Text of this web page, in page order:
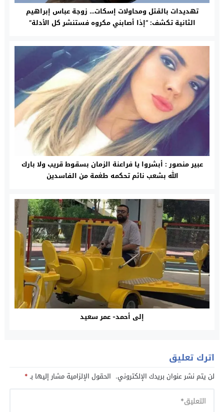
تهديدات بالقتل ومحاولات إسكات… زوجة عباس إبراهيم
الثانية تكشف: “إذا أصابني مكروه فستنشر كل الأدلة”
عبير منصور : أبشروا يا فراعنة الزمان بسقوط قريب ولا بارك
الله بشعب نائم تحكمه طغمة من الفاسدين
إلى أحمد- عمر سعيد
اترك تعليق
لن يتم نشر عنوان بريدك الإلكتروني. الحقول الإلزامية مشار إليها بـ*